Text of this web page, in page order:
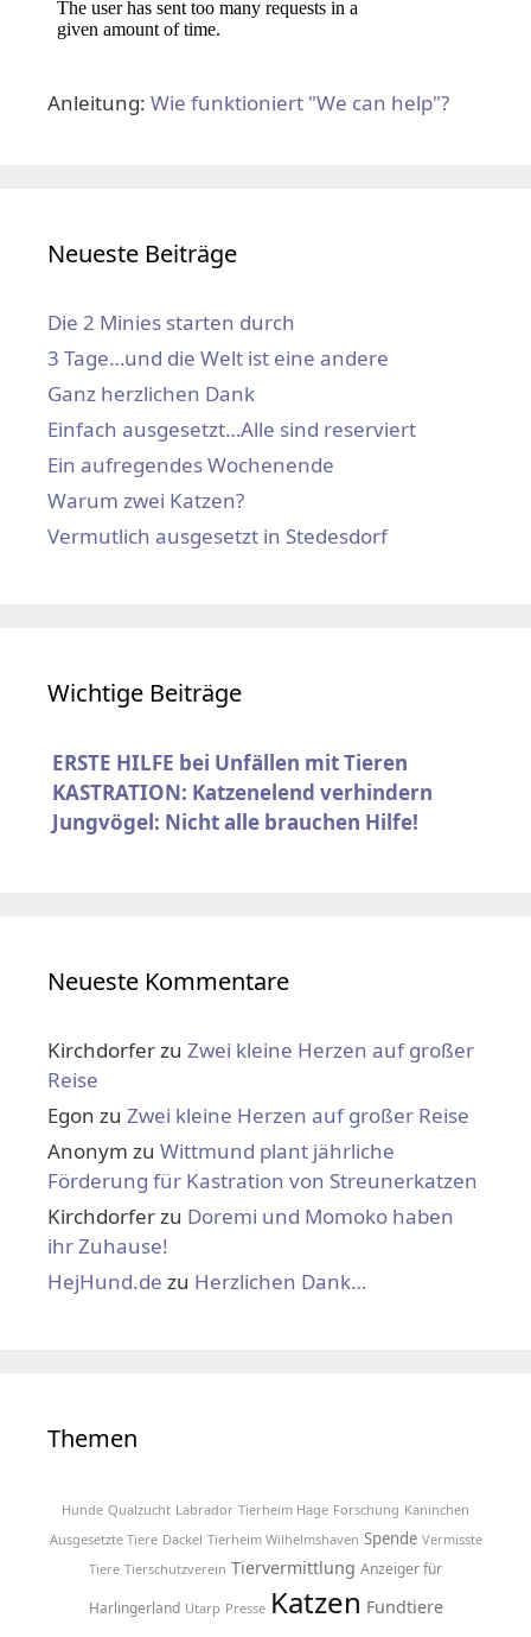
Anleitung: Wie funktioniert "We can help"?
Neueste Beiträge
Die 2 Minies starten durch
3 Tage…und die Welt ist eine andere
Ganz herzlichen Dank
Einfach ausgesetzt…Alle sind reserviert
Ein aufregendes Wochenende
Warum zwei Katzen?
Vermutlich ausgesetzt in Stedesdorf
Wichtige Beiträge
ERSTE HILFE bei Unfällen mit Tieren
KASTRATION: Katzenelend verhindern
Jungvögel: Nicht alle brauchen Hilfe!
Neueste Kommentare
Kirchdorferzu Zwei kleine Herzen auf großer
Reise
Egon zu Zwei kleine Herzen auf großer Reise
Anonym zu Wittmund plant jährliche
Förderung für Kastration von Streunerkatzen
Kirchdorferzu Doremi und Momoko haben
ihr Zuhause!
HejHund.de zu Herzlichen Dank…
Themen
Hunde Qualzucht Labrador Tierheim Hage Forschung Kaninchen
Ausgesetzte Tiere Dackel Tierheim Wilhelmshaven Spende Vermisste
Tiere Tierschutzverein Tiervermittlung Anzeiger für
Harlingerland Utarp Presse Katzen Fundtiere